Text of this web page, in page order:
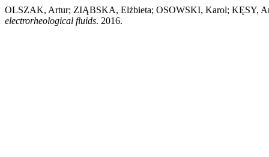
OLSZAK, Artur; ZIĄBSKA, Elżbieta; OSOWSKI, Karol; KĘSY,
electrorheological fluids. 2016.